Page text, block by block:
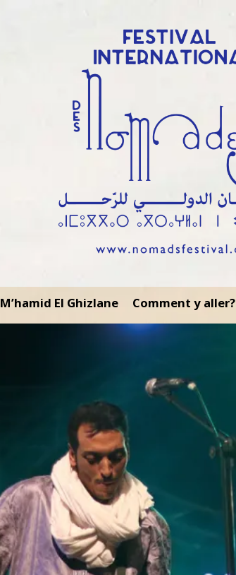
M’hamid El Ghizlane Comment y aller?